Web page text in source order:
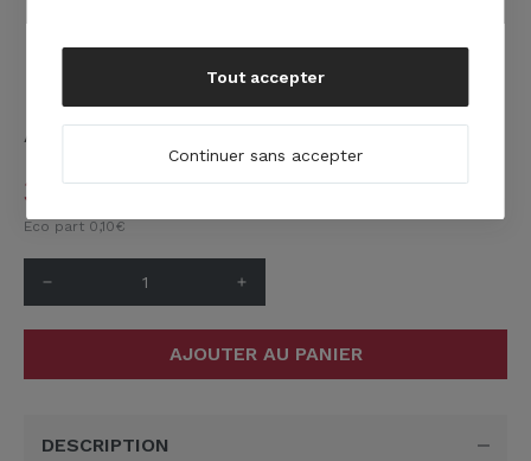
Applique Club grise
39,90€
Eco part 0,10€
add
remove
AJOUTER AU PANIER
DESCRIPTION
Continuer sans accepter
Tout accepter